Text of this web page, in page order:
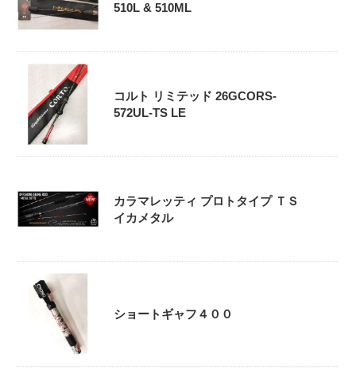
510L & 510ML
コルト リミテッド 26GCORS-
572UL-TS LE
カラマレッティ プロトタイプ ＴＳ
イカメタル
ショートギャフ４００